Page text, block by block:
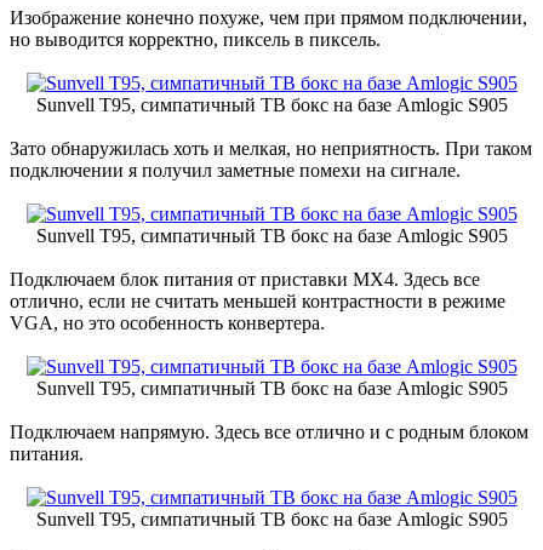
Изображение конечно похуже, чем при прямом подключении,
но выводится корректно, пиксель в пиксель.
Sunvell T95, симпатичный ТВ бокс на базе Amlogic S905
Зато обнаружилась хоть и мелкая, но неприятность. При таком
подключении я получил заметные помехи на сигнале.
Sunvell T95, симпатичный ТВ бокс на базе Amlogic S905
Подключаем блок питания от приставки MX4. Здесь все
отлично, если не считать меньшей контрастности в режиме
VGA, но это особенность конвертера.
Sunvell T95, симпатичный ТВ бокс на базе Amlogic S905
Подключаем напрямую. Здесь все отлично и с родным блоком
питания.
Sunvell T95, симпатичный ТВ бокс на базе Amlogic S905